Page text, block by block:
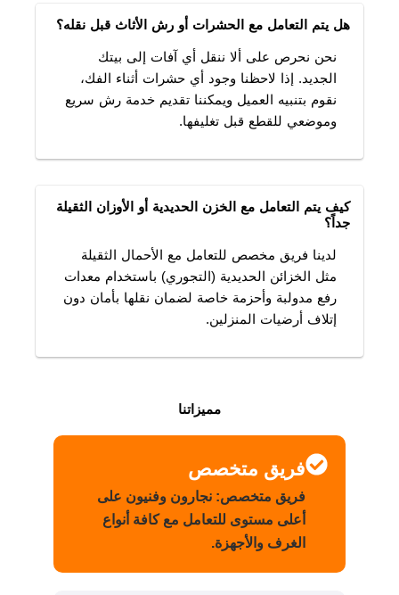
هل يتم التعامل مع الحشرات أو رش الأثاث قبل نقله؟
نحن نحرص على ألا ننقل أي آفات إلى بيتك
الجديد. إذا لاحظنا وجود أي حشرات أثناء الفك،
نقوم بتنبيه العميل ويمكننا تقديم خدمة رش سريع
وموضعي للقطع قبل تغليفها.
كيف يتم التعامل مع الخزن الحديدية أو الأوزان الثقيلة
جداً؟
لدينا فريق مخصص للتعامل مع الأحمال الثقيلة
مثل الخزائن الحديدية (التجوري) باستخدام معدات
رفع مدولبة وأحزمة خاصة لضمان نقلها بأمان دون
إتلاف أرضيات المنزلين.
مميزاتنا
فريق متخصص
فريق متخصص: نجارون وفنيون على
أعلى مستوى للتعامل مع كافة أنواع
الغرف والأجهزة.